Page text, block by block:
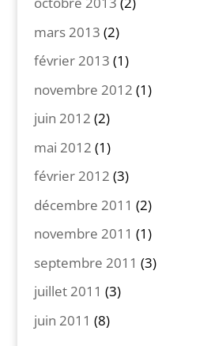
mars 2013 (2)
février 2013 (1)
novembre 2012 (1)
juin 2012 (2)
mai 2012 (1)
février 2012 (3)
décembre 2011 (2)
novembre 2011 (1)
septembre 2011 (3)
juillet 2011 (3)
juin 2011 (8)